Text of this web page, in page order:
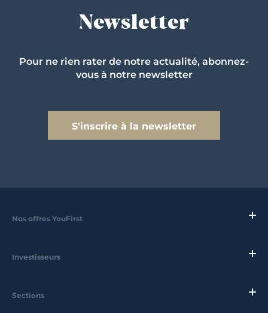
Newsletter
Pour ne rien rater de notre actualité, abonnez-
vous à notre newsletter
S'inscrire à la newsletter
Nos offres YouFirst
Investisseurs
Sections